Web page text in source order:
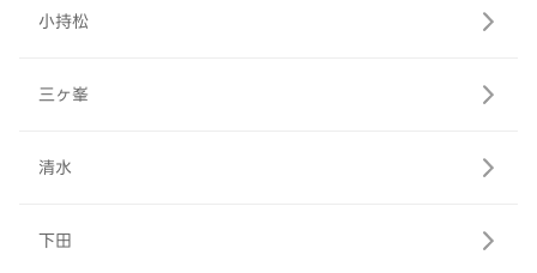
小持松
三ヶ峯
清水
下田